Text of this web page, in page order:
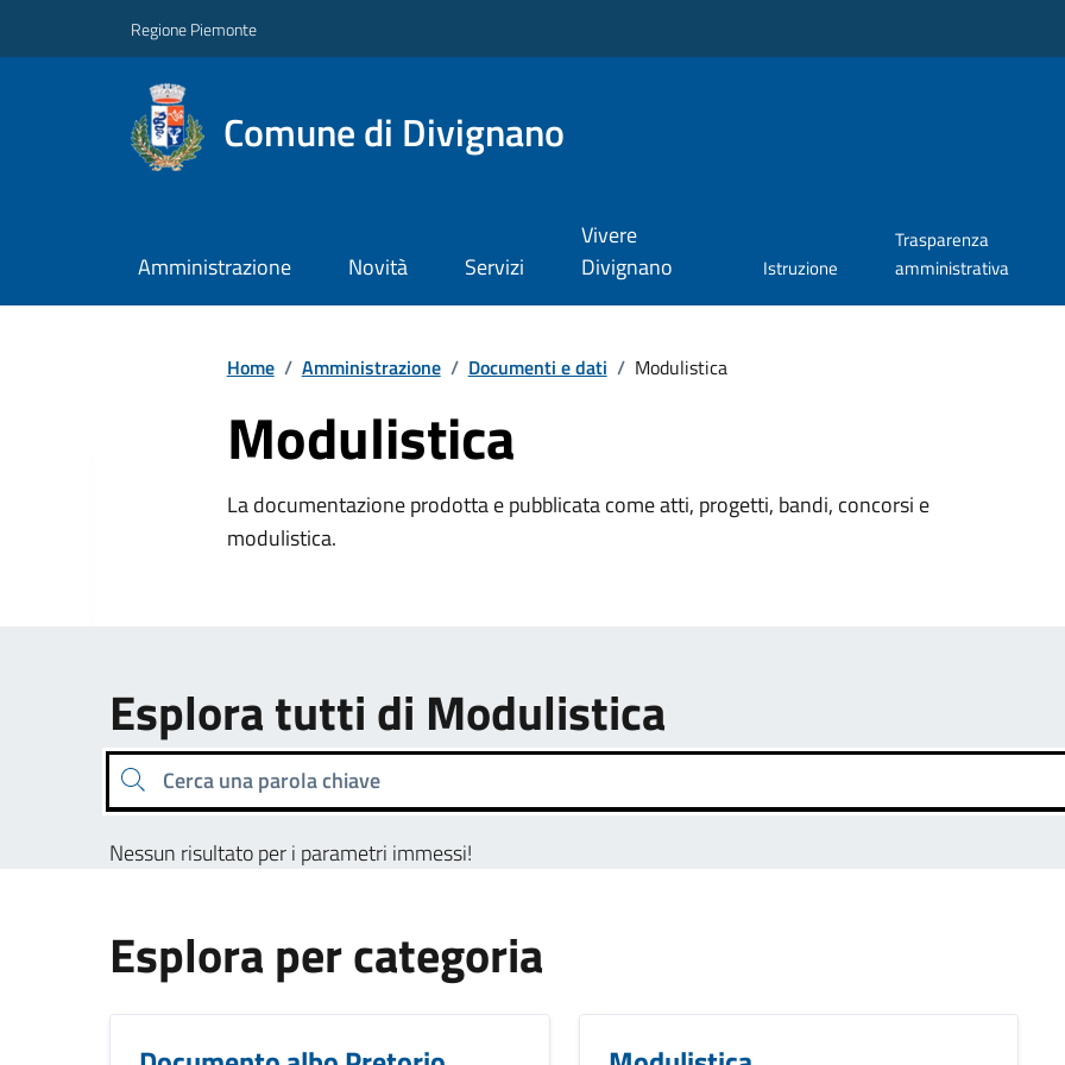
Regione Piemonte
Comune di Divignano
Amministrazione Novità Servizi
Vivere
Divignano
Istruzione
Trasparenza
amministrativa
Home / Amministrazione / Documenti e dati / Modulistica
Modulistica
La documentazione prodotta e pubblicata come atti, progetti, bandi, concorsi e
modulistica.
Esplora tutti di Modulistica
Cerca una parola chiave
Nessun risultato per i parametri immessi!
Esplora per categoria